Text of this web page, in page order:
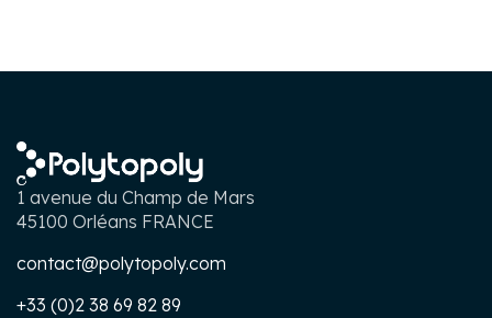
1 avenue du Champ de Mars
45100 Orléans FRANCE
contact@polytopoly.com
+33 (0)2 38 69 82 89